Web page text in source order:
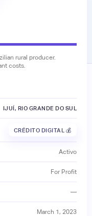
rural producer.
costs.
IJUÍ, RIO GRANDE DO SUL
CRÉDITO DIGITAL 💰
Activo
For Profit
—
March 1, 2023